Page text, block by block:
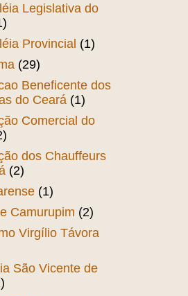
Legislativa do
Provincial (1)
(29)
Beneficente dos
do Ceará (1)
Comercial do
dos Chauffeurs
(2)
(1)
Camurupim (2)
Virgílio Távora
São Vicente de